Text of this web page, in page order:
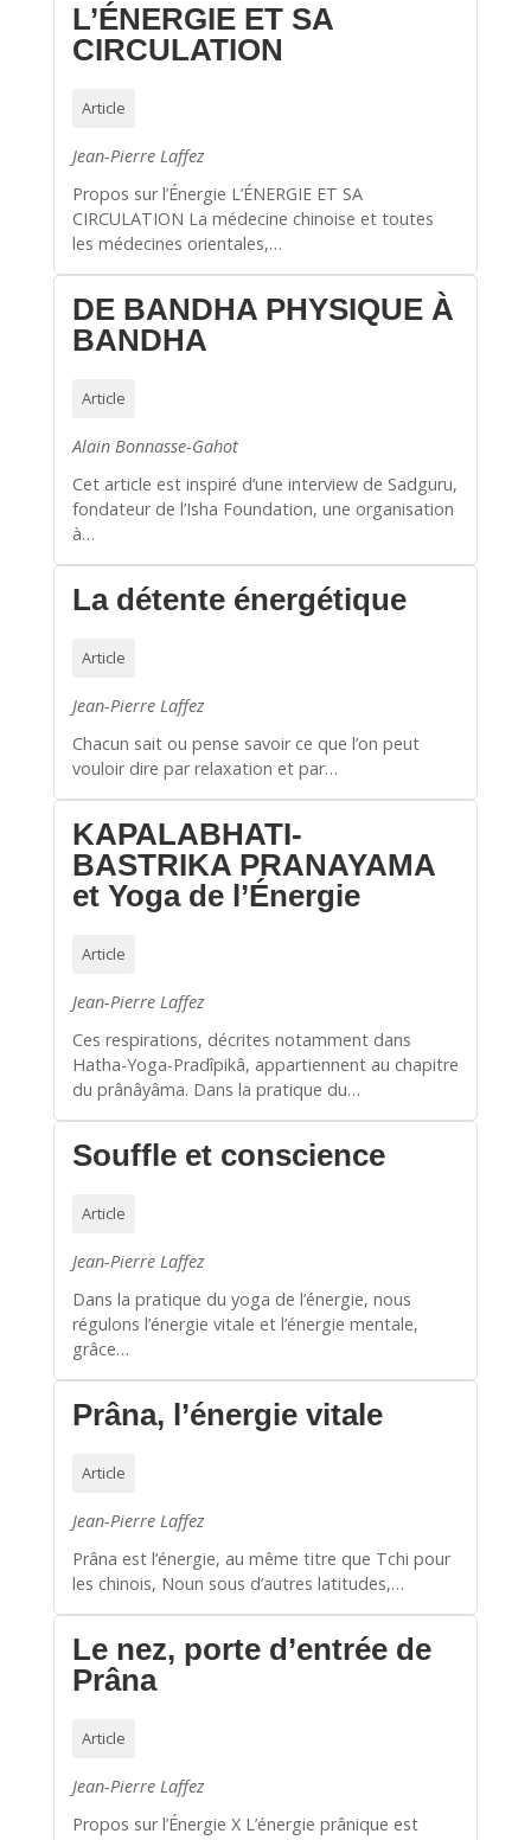
L’ÉNERGIE ET SA
CIRCULATION
Article
Jean-Pierre Laffez
Propos sur l’Énergie L’ÉNERGIE ET SA
CIRCULATION La médecine chinoise et toutes
les médecines orientales,…
DE BANDHA PHYSIQUE À
BANDHA
Article
Alain Bonnasse-Gahot
Cet article est inspiré d’une interview de Sadguru,
fondateur de l’Isha Foundation, une organisation
à…
La détente énergétique
Article
Jean-Pierre Laffez
Chacun sait ou pense savoir ce que l’on peut
vouloir dire par relaxation et par…
KAPALABHATI-
BASTRIKA PRANAYAMA
et Yoga de l’Énergie
Article
Jean-Pierre Laffez
Ces respirations, décrites notamment dans
Hatha-Yoga-Pradîpikâ, appartiennent au chapitre
du prânâyâma. Dans la pratique du…
Souffle et conscience
Article
Jean-Pierre Laffez
Dans la pratique du yoga de l’énergie, nous
régulons l’énergie vitale et l’énergie mentale,
grâce…
Prâna, l’énergie vitale
Article
Jean-Pierre Laffez
Prâna est l’énergie, au même titre que Tchi pour
les chinois, Noun sous d’autres latitudes,…
Le nez, porte d’entrée de
Prâna
Article
Jean-Pierre Laffez
Propos sur l’Énergie X L’énergie prânique est